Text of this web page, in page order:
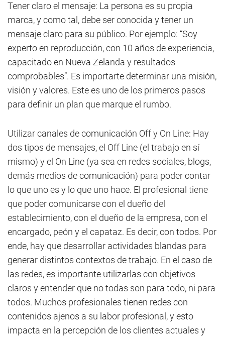
Tener claro el mensaje: La persona es su propia
marca, y como tal, debe ser conocida y tener un
mensaje claro para su público. Por ejemplo: “Soy
experto en reproducción, con 10 años de experiencia,
capacitado en Nueva Zelanda y resultados
comprobables”. Es importarte determinar una misión,
visión y valores. Este es uno de los primeros pasos
para definir un plan que marque el rumbo.
Utilizar canales de comunicación Off y On Line: Hay
dos tipos de mensajes, el Off Line (el trabajo en sí
mismo) y el On Line (ya sea en redes sociales, blogs,
demás medios de comunicación) para poder contar
lo que uno es y lo que uno hace. El profesional tiene
que poder comunicarse con el dueño del
establecimiento, con el dueño de la empresa, con el
encargado, peón y el capataz. Es decir, con todos. Por
ende, hay que desarrollar actividades blandas para
generar distintos contextos de trabajo. En el caso de
las redes, es importante utilizarlas con objetivos
claros y entender que no todas son para todo, ni para
todos. Muchos profesionales tienen redes con
contenidos ajenos a su labor profesional, y esto
impacta en la percepción de los clientes actuales y